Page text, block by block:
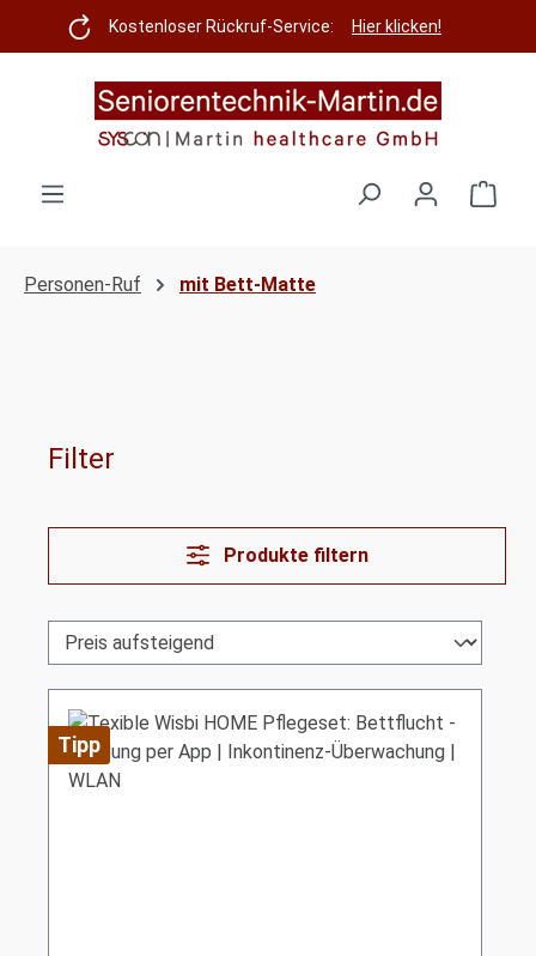
Zum Hauptinhalt springen
Kostenloser Rückruf-Service: Hier klicken!
Personen-Ruf mit Bett-Matte
Filter
Produkte filtern
Tipp